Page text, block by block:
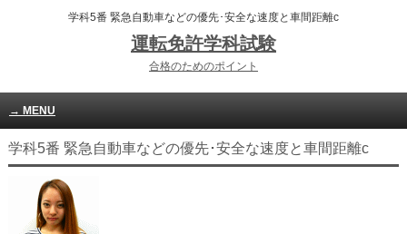
学科5番 緊急自動車などの優先･安全な速度と車間距離c
運転免許学科試験
合格のためのポイント
MENU
学科5番 緊急自動車などの優先･安全な速度と車間距離c